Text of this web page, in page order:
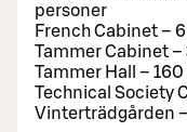
personer
French Cabinet –
Tammer Cabinet
Tammer Hall –
Technical Society
Vinterträdgården